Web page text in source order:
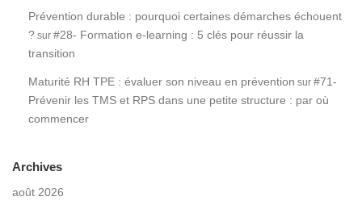
Prévention durable : pourquoi certaines démarches échouent
? sur #28- Formation e-learning : 5 clés pour réussir la
transition
Maturité RH TPE : évaluer son niveau en prévention sur #71-
Prévenir les TMS et RPS dans une petite structure : par où
commencer
Archives
août 2026